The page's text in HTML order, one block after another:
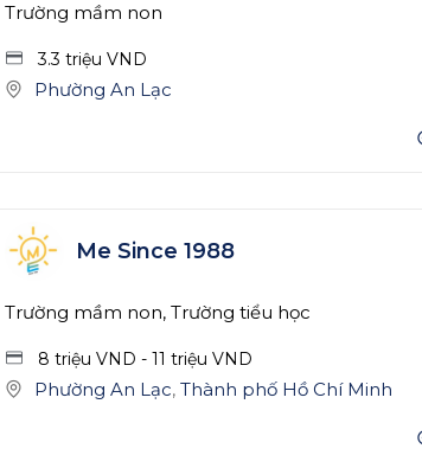
Trường mầm non
3.3 triệu VND
Phường An Lạc
Me Since 1988
Trường mầm non, Trường tiểu học
8 triệu VND - 11 triệu VND
Phường An Lạc, Thành phố Hồ Chí Minh